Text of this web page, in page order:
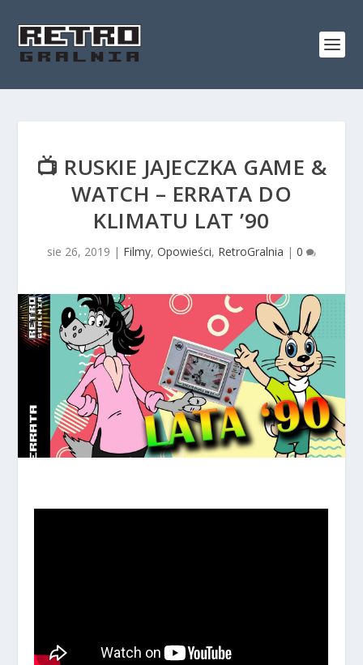
📺 RUSKIE JAJECZKA GAME &
WATCH – ERRATA DO
KLIMATU LAT ’90
sie 26, 2019 | Filmy, Opowieści, RetroGralnia | 0